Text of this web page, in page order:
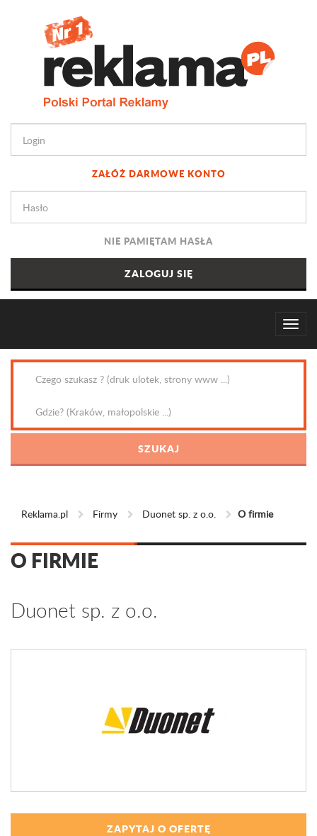
ZAŁÓŻ DARMOWE KONTO
NIE PAMIĘTAM HASŁA
Reklama.pl Firmy Duonet sp. z o.o. O firmie
O FIRMIE
Duonet sp. z o.o.
ZAPYTAJ O OFERTĘ